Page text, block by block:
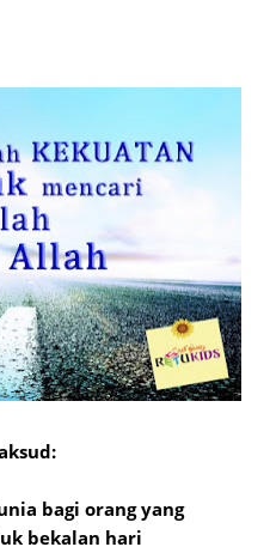
bagi orang yang
bekalan hari